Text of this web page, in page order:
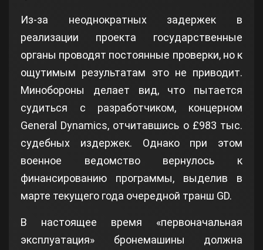
Из-за неоднократных задержек в
реализации проекта государственные
органы проводят постоянные проверки, но к
ощутимым результатам это не приводит.
Минобороны делает вид, что пытается
судиться с разработчиком, концерном
General Dynamics, отчитавшись о £983 тыс.
судебных издержек. Однако при этом
военное ведомство вернулось к
финансированию программы, выделив в
марте текущего года очередной транш GD.
В настоящее время «первоначальная
эксплуатация» бронемашины должна